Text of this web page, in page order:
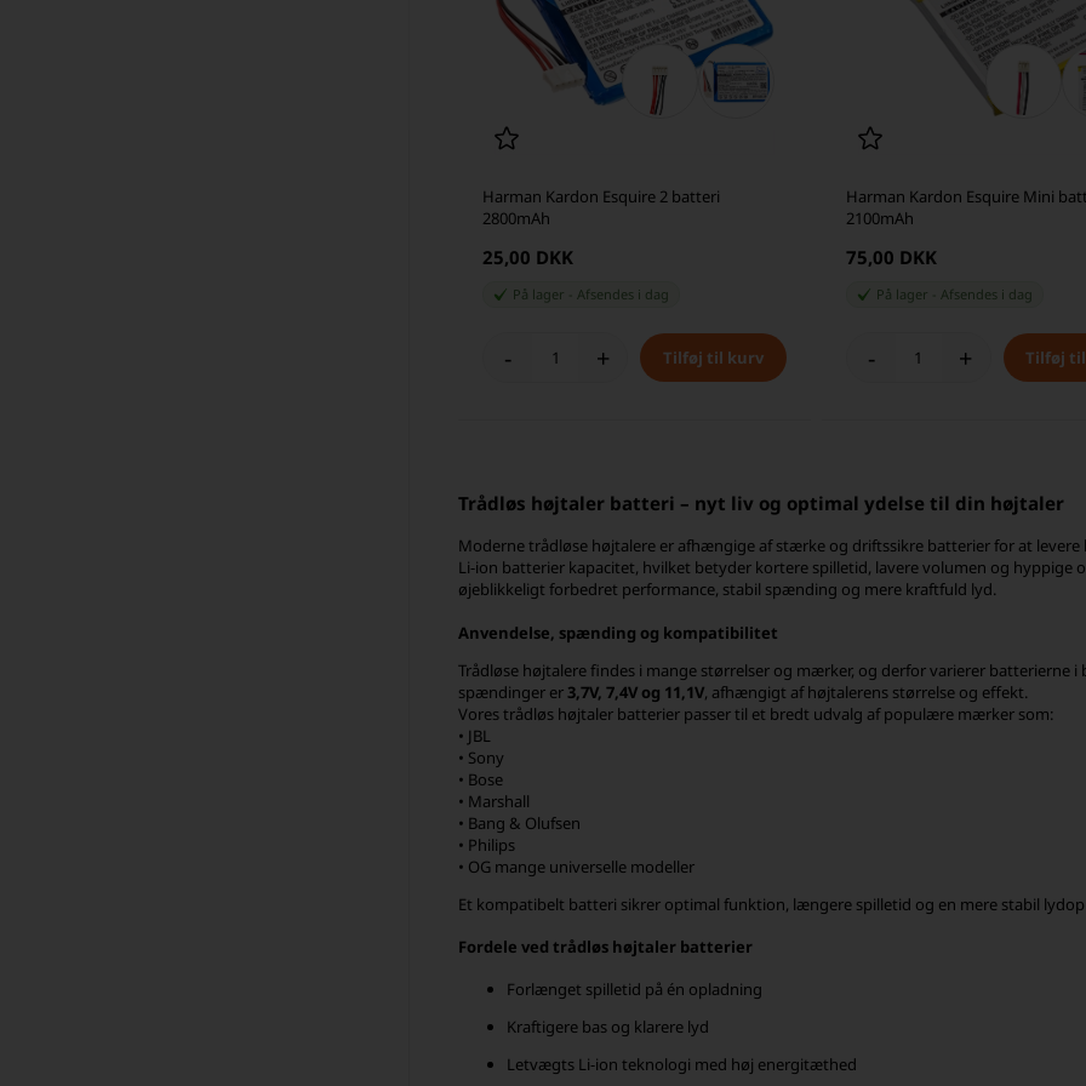
Harman Kardon Esquire 2 batteri
2800mAh
25,00 DKK
På lager -Afsendes i dag
- +
Harman Kardon Esquire Mini
2100mAh
75,00 DKK
På lager Afsendes i dag
- +
Trådløs højtaler batteri – nyt liv og optimal ydelse til din højtaler
Moderne trådløse højtalere er afhængige af stærke og driftssikre batterier for at
Li-ion batterier kapacitet, hvilket betyder kortere spilletid, lavere volumen og
øjeblikkeligt forbedret performance, stabil spænding og mere kraftfuld lyd.
Anvendelse, spænding og kompatibilitet
Trådløse højtalere findes i mange størrelser og mærker, og derfor varierer batterierne
spændinger er3,7V, 7,4V og 11,1V , afhængigt af højtalerens størrelse og effekt.
Vores trådløs højtaler batterier passer til et bredt udvalg af populære mærker som:
• JBL
• Sony
• Bose
• Marshall
• Bang & Olufsen
• Philips
• OG mange universelle modeller
Et kompatibelt batteri sikrer optimal funktion, længere spilletid og en mere stabil
Fordele ved trådløs højtaler batterier
Forlænget spilletid på én opladning
Kraftigere bas og klarere lyd
Letvægts Li-ion teknologi med høj energitæthed